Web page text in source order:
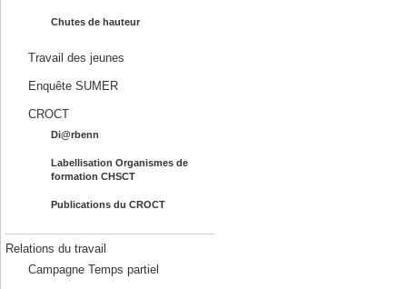
Chutes de hauteur
Travail des jeunes
Enquête SUMER
CROCT
Di@rbenn
Labellisation Organismes de
formation CHSCT
Publications du CROCT
Relations du travail
Campagne Temps partiel